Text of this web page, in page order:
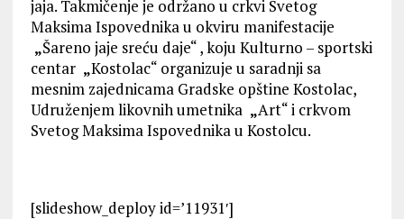
jaja. Takmičenje je održano u crkvi Svetog
Maksima Ispovednika u okviru manifestacije
„Šareno jaje sreću daje“ , koju Kulturno – sportski
centar „Kostolac“ organizuje u saradnji sa
mesnim zajednicama Gradske opštine Kostolac,
Udruženjem likovnih umetnika „Art“ i crkvom
Svetog Maksima Ispovednika u Kostolcu.
[slideshow_deploy id=’11931′]